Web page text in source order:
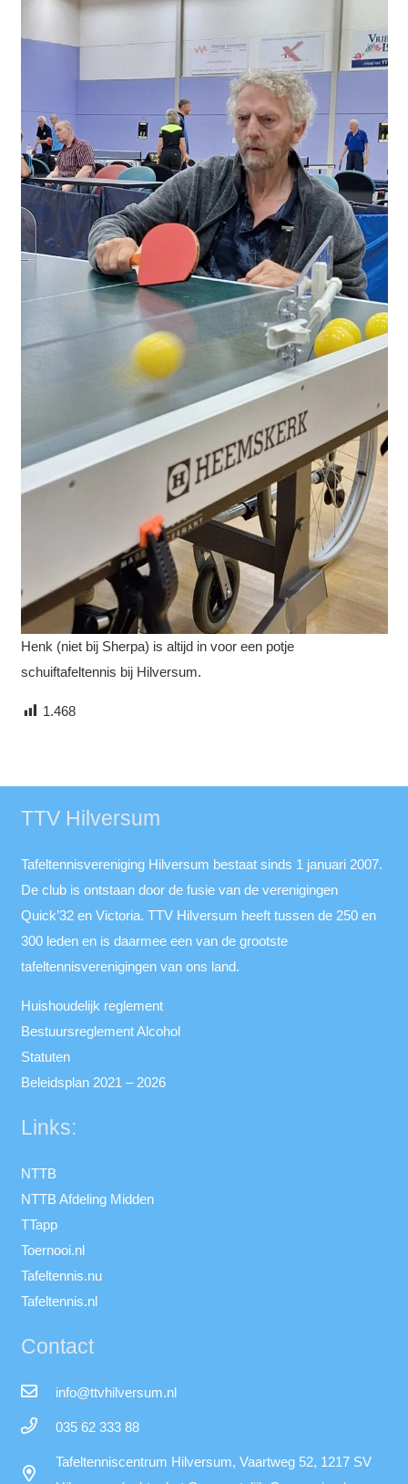
Henk (niet bij Sherpa) is altijd in voor een potje
schuiftafeltennis bij Hilversum.
1.468
TTV Hilversum
Tafeltennisvereniging Hilversum bestaat sinds 1 januari 2007.
De club is ontstaan door de fusie van de verenigingen
Quick’32 en Victoria. TTV Hilversum heeft tussen de 250 en
300 leden en is daarmee een van de grootste
tafeltennisverenigingen van ons land.
Huishoudelijk reglement
Bestuursreglement Alcohol
Statuten
Beleidsplan 2021 – 2026
Links:
NTTB
NTTB Afdeling Midden
TTapp
Toernooi.nl
Tafeltennis.nu
Tafeltennis.nl
Contact
info@ttvhilversum.nl
035 62 333 88
Tafeltenniscentrum Hilversum, Vaartweg 52, 1217 SV